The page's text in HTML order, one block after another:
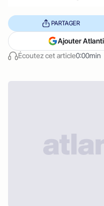
Écoutez cet article0:00min
PARTAGER
Ajouter